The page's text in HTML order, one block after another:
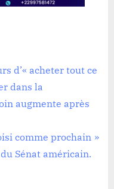
d’« acheter tout ce
dans la
augmente après
comme prochain
Sénat américain.